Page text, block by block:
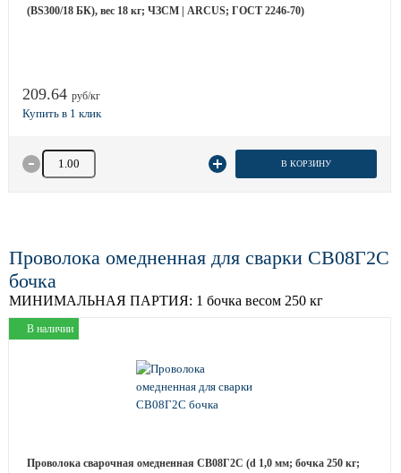
(BS300/18 БК), вес 18 кг; ЧЗСМ | ARCUS; ГОСТ 2246-70)
209.64 руб/кг
Количество товара В КОРЗИНУ
Проволока омедненная для сварки СВ08Г2С
бочка
МИНИМАЛЬНАЯ ПАРТИЯ: 1 бочка весом 250 кг
В наличии
Проволока сварочная омедненная СВ08Г2С (d 1,0 мм; бочка 250 кг;